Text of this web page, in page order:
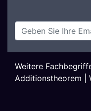
Weitere
Additionstheorem